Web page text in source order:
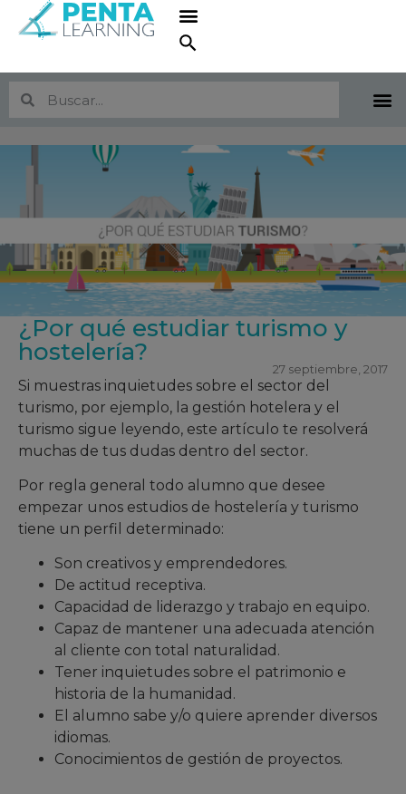
¿Por qué estudiar turismo y
hostelería?
27 septiembre, 2017
Si muestras inquietudes sobre el sector del
turismo, por ejemplo, la gestión hotelera y el
turismo sigue leyendo, este artículo te resolverá
muchas de tus dudas dentro del sector.
Por regla general todo alumno que desee
empezar unos estudios de hostelería y turismo
tiene un perfil determinado:
Son creativos y emprendedores.
De actitud receptiva.
Capacidad de liderazgo y trabajo en equipo.
Capaz de mantener una adecuada atención
al cliente con total naturalidad.
Tener inquietudes sobre el patrimonio e
historia de la humanidad.
El alumno sabe y/o quiere aprender diversos
idiomas.
Conocimientos de gestión de proyectos.